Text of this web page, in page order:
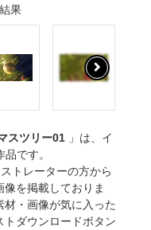
果
スツリー01 」は、イ
品です。
トレーターの方から
を掲載しておりま
・画像が気に入った
トダウンロードボタン